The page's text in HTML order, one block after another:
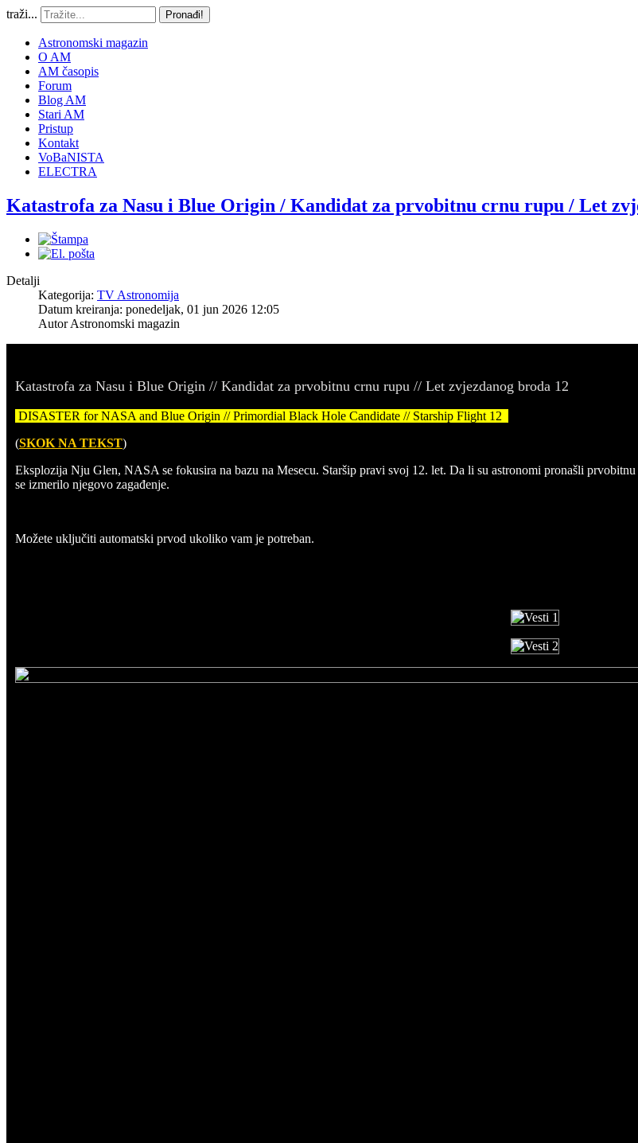
traži... Pronađi!
Astronomski magazin
O AM
AM časopis
Forum
Blog AM
Stari AM
Pristup
Kontakt
VoBaNISTA
ELECTRA
Katastrofa za Nasu i Blue Origin / Kandidat za prvobitnu crnu rupu / Let
Detalji
Kategorija: TV Astronomija
Datum kreiranja: ponedeljak, 01 jun 2026 12:05
AutorAstronomski magazin
Katastrofa za Nasu i Blue Origin // Kandidat za prvobitnu crnu rupu // Let zvjezdanog broda 12
DISASTER for NASA and Blue Origin // Primordial Black Hole Candidate // Starship Flight 12
(SKOK NA TEKST)
Eksplozija Nju Glen, NASA se fokusira na bazu na Mesecu. Staršip pravi svoj 12. let. Da li su astronomi pronašli
se izmerilo njegovo zagađenje.
Možete uključiti automatski prvod ukoliko vam je potreban.